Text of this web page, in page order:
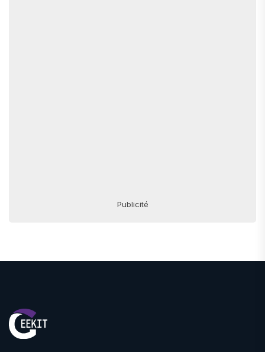
Publicité